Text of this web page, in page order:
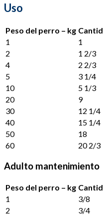
Uso
Peso del perro – kg
1
1
2
1 2/3
4
2 2/3
5
3 1/4
10
5 1/3
20
9
30
12 1/4
40
15 1/4
50
18
60
20 2/3
Adulto mantenimiento
Peso del perro – kg
1
3/8
2
3/4